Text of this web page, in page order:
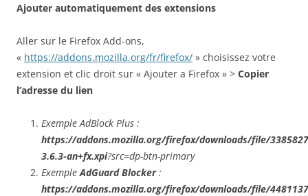
Ajouter automatiquement des extensions
Aller sur le Firefox Add-ons,
« https://addons.mozilla.org/fr/firefox/ » choisissez votre
extension et clic droit sur « Ajouter a Firefox » > Copier
l’adresse du lien
Exemple AdBlock Plus :
https://addons.mozilla.org/firefox/downloads/file/
3.6.3-an+fx.xpi?src=dp-btn-primary
Exemple AdGuard Blocker:
https://addons.mozilla.org/firefox/downloads/file/